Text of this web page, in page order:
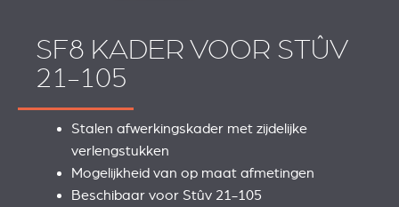
SF8 KADER VOOR STÛV
21-105
Stalen afwerkingskader met zijdelijke
verlengstukken
Mogelijkheid van op maat afmetingen
Beschibaar voor Stûv 21-105
REVESTIMIENTOS Y
ACCESORIOS STÛV 21
STÛV 21 CLADDINGS